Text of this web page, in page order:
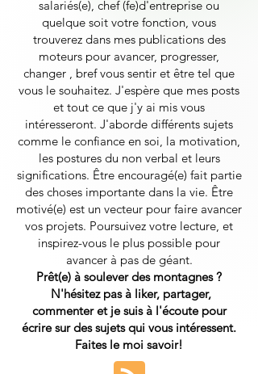
salariés(e), chef (fe)d'entreprise ou
quelque soit votre fonction, vous
trouverez dans mes publications des
moteurs pour avancer, progresser,
changer , bref vous sentir et être tel que
vous le souhaitez. J'espère que mes posts
et tout ce que j'y ai mis vous
intéresseront. J'aborde différents sujets
comme le confiance en soi, la motivation,
les postures du non verbal et leurs
significations. Être encouragé(e) fait partie
des choses importante dans la vie. Être
motivé(e) est un vecteur pour faire avancer
vos projets. Poursuivez votre lecture, et
inspirez-vous le plus possible pour
avancer à pas de géant.
Prêt(e) à soulever des montagnes ?
N'hésitez pas à liker, partager,
commenter et je suis à l'écoute pour
écrire sur des sujets qui vous intéressent.
Faites le moi savoir!